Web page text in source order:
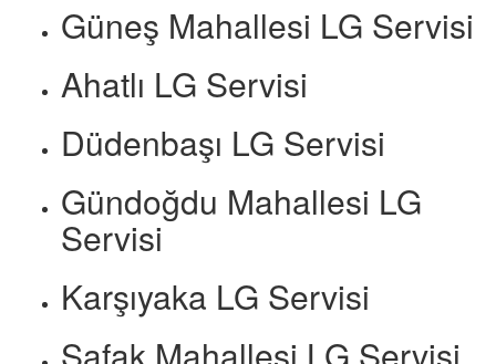
Güneş Mahallesi LG Servisi
Ahatlı LG Servisi
Düdenbaşı LG Servisi
Gündoğdu Mahallesi LG
Servisi
Karşıyaka LG Servisi